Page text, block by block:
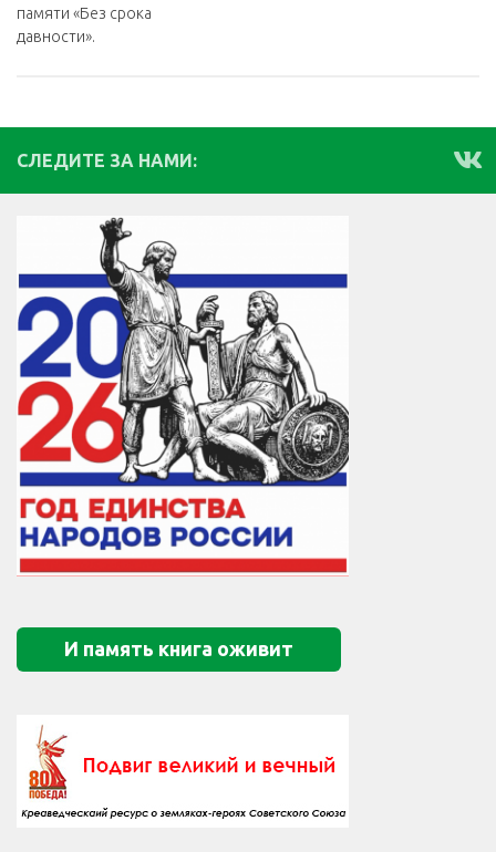
памяти «Без срока
давности».
СЛЕДИТЕ ЗА НАМИ:
И память книга оживит